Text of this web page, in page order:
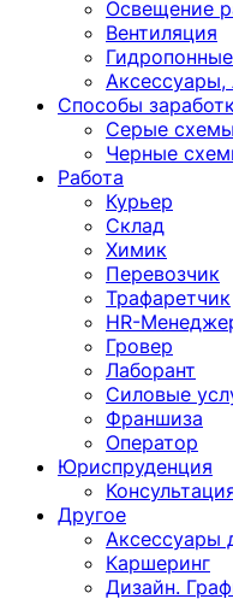
Освещение
Вентиляция
Аксессуары,
Способы
Серые схемы
Черные
Работа
Курьер
Склад
Химик
Перевозчик
Трафаретчик
HR-
Гровер
Лаборант
Силовые
Франшиза
Оператор
Юриспруденция
Другoе
Аксессуары
Каршеринг
Дизайн.